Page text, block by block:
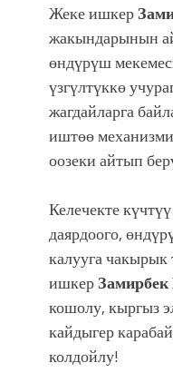
Жеке ишкер
жакындарынын
өндүрүш
үзгүлтүккө
жагдайларга
иштөө
оозеки айтып
Келечекте
даярдоого,
калууга
ишкер
кошолу, кыргыз
кайдыгер
колдойлу!